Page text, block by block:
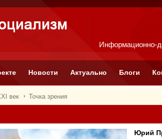
Информационно-
Новости Актуально Блоги
век Точка зрения
Юрий